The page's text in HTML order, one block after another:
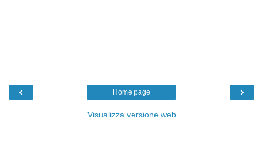
‹ ›
Home page
Visualizza versione web